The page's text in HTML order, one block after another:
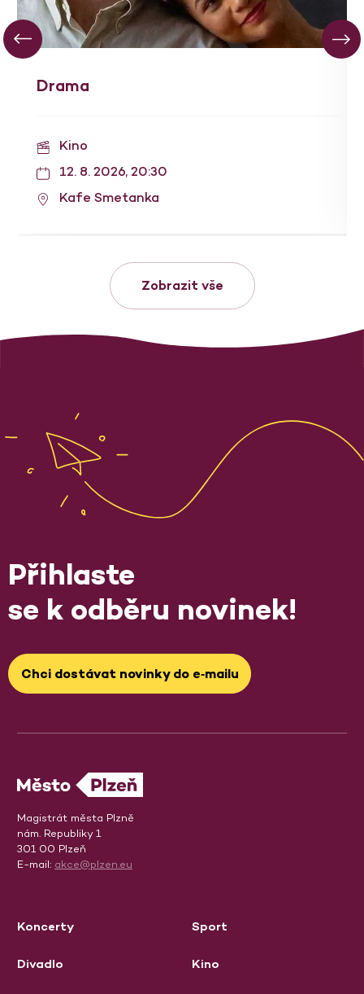
Drama
Kino
12. 8. 2026, 20:30
Kafe Smetanka
Zobrazit vše
Přihlaste
se k odběru novinek!
Chci dostávat novinky do e‑mailu
Magistrát města Plzně
nám. Republiky 1
301 00 Plzeň
E-mail: akce@plzen.eu
Koncerty
Divadlo
Sport
Kino